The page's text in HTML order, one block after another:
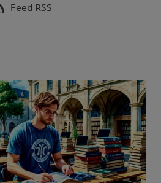
Feed RSS